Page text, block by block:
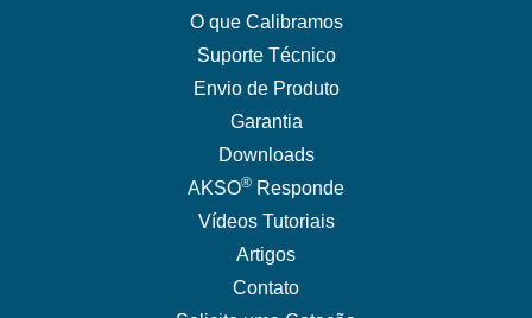
O que Calibramos
Suporte Técnico
Envio de Produto
Garantia
Downloads
AKSO® Responde
Vídeos Tutoriais
Artigos
Contato